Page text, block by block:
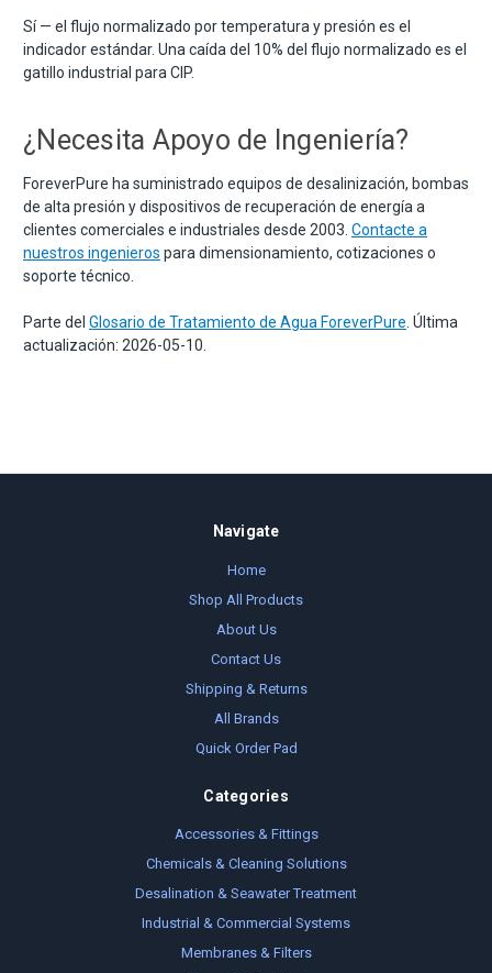
Sí — el flujo normalizado por temperatura y presión es el
indicador estándar. Una caída del 10% del flujo normalizado es el
gatillo industrial para CIP.
¿Necesita Apoyo de Ingeniería?
ForeverPure ha suministrado equipos de desalinización, bombas
de alta presión y dispositivos de recuperación de energía a
clientes comerciales e industriales desde 2003. Contacte a
nuestros ingenieros para dimensionamiento, cotizaciones o
soporte técnico.
Parte del Glosario de Tratamiento de Agua ForeverPure . Última
actualización: 2026-05-10.
Navigate
Home
Shop All Products
About Us
Contact Us
Shipping & Returns
All Brands
Quick Order Pad
Categories
Accessories & Fittings
Chemicals & Cleaning Solutions
Desalination & Seawater Treatment
Industrial & Commercial Systems
Membranes & Filters